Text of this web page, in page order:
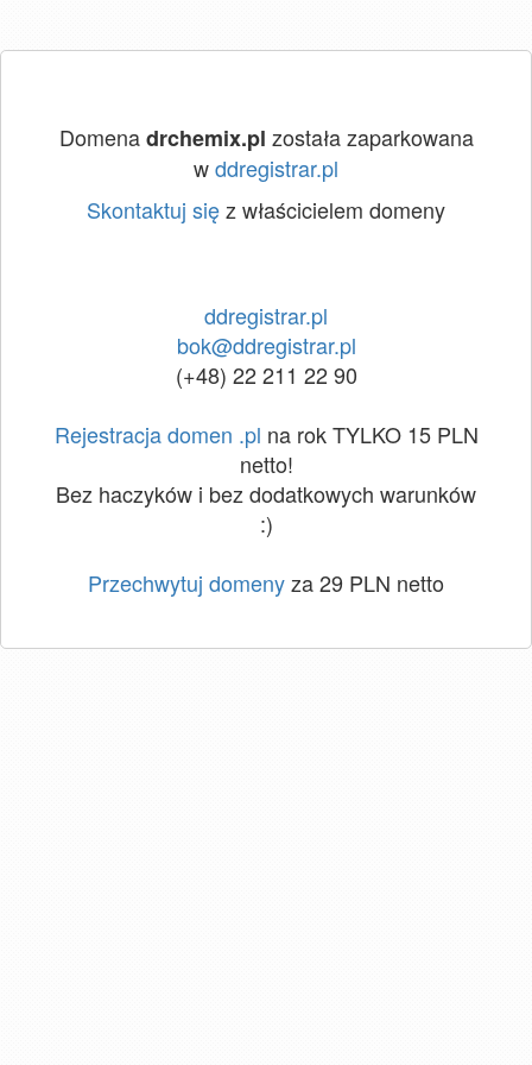
Domenadrchemix.pl została zaparkowana
wddregistrar.pl
Skontaktuj sięz właścicielem domeny
ddregistrar.pl
bok@ddregistrar.pl
(+48) 22 211 22 90
Rejestracja domen .pl na rok TYLKO 15 PLN
netto!
Bez haczyków i bez dodatkowych warunków
:)
Przechwytuj domenyza 29 PLN netto